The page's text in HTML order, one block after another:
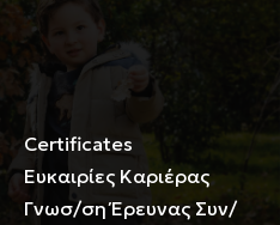
Certificates
Ευκαιρίες Καριέρας
Γνωσ/ση Έρευνας Συν/